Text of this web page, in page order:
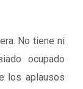
No tiene ni
ocupado
los aplausos